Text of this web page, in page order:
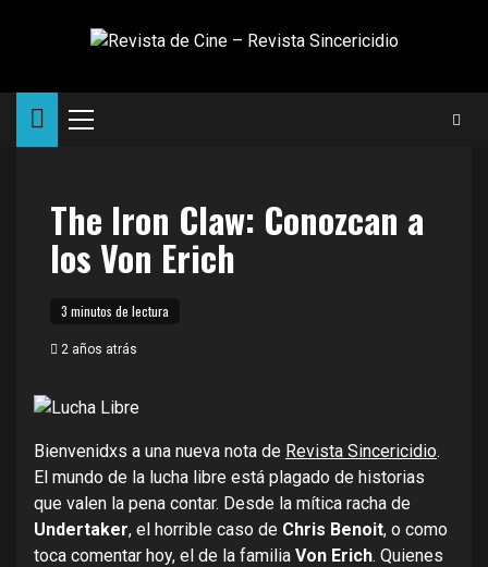
Menú
The Iron Claw: Conozcan a
los Von Erich
3 minutos de lectura
2 años atrás
Bienvenidxs a una nueva nota de Revista Sincericidio.
El mundo de la lucha libre está plagado de historias
que valen la pena contar. Desde la mítica racha de
Undertaker, el horrible caso de Chris Benoit, o como
toca comentar hoy, el de la familia Von Erich. Quienes